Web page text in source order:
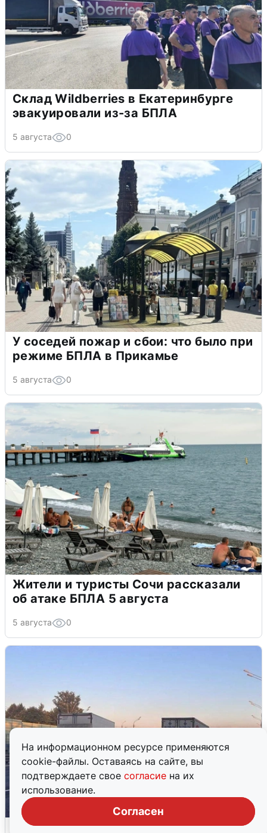
На информационном ресурсе применяются
cookie-файлы. Оставаясь на сайте, вы
подтверждаете свое согласие на их
использование.
Согласен
Склад Wildberries в Екатеринбурге
эвакуировали из-за БПЛА
5 августа 0
У соседей пожар и сбои: что было при
режиме БПЛА в Прикамье
5 августа 0
Жители и туристы Сочи рассказали
об атаке БПЛА 5 августа
5 августа 0
Пять машин столкнулись на